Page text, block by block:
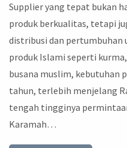
Supplier yang tepat bukan
produk berkualitas, tetapi
distribusi dan pertumbuhan
produk Islami seperti
busana muslim, kebutuhan
tahun, terlebih menjelang
tengah tingginya
Karamah…